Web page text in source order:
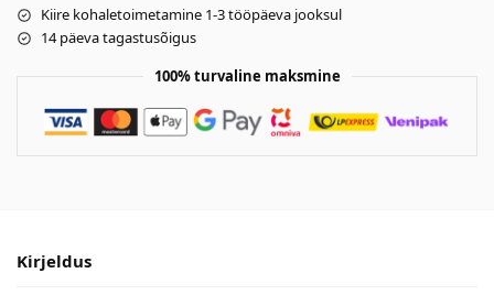
Kiire kohaletoimetamine 1-3 tööpäeva jooksul
14 päeva tagastusõigus
100% turvaline maksmine
Kirjeldus